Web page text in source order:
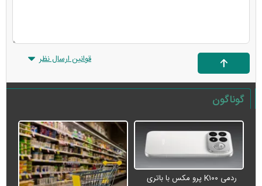
قوانین ارسال نظر
گوناگون
ردمی K۱۰۰ پرو مکس با باتری